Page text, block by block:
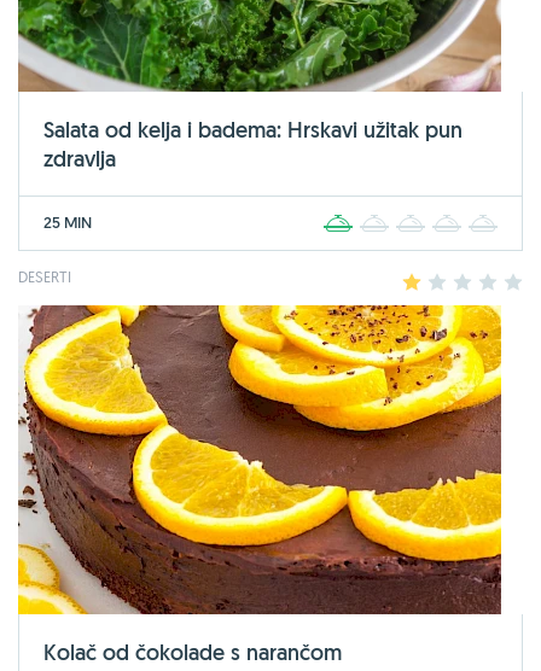
Salata od kelja i badema: Hrskavi užitak pun
zdravlja
25 MIN 2 3 4
DESERTI 2 3 4
Kolač od čokolade s narančom